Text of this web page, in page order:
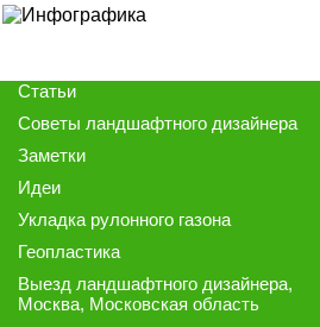
Статьи
Советы ландшафтного дизайнера
Заметки
Идеи
Укладка рулонного газона
Геопластика
Выезд ландшафтного дизайнера,
Москва, Московская область